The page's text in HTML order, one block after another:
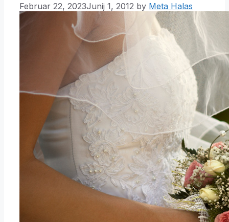
Februar 22, 2023Junij 1, 2012 by Meta Halas